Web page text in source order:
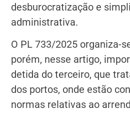
desburocratização e
administrativa.
O PL 733/2025 organiza-
porém, nesse artigo,
detida do terceiro, que
dos portos, onde estão
normas relativas ao